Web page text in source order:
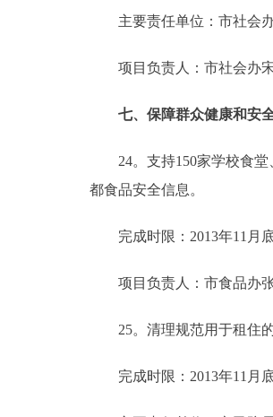
主要责任单位：市社会
项目负责人：市社会办
七、保障群众健康和安
24。支持150家学校食堂
都食品安全信息。
完成时限：2013年11月
项目负责人：市食品办
25。清理规范用于租住的
完成时限：2013年11月